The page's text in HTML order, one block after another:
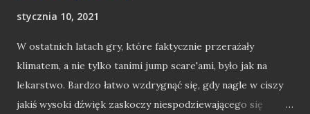
stycznia 10, 2021
W ostatnich latach gry, które faktycznie przerażały
klimatem, a nie tylko tanimi jump scare'ami, było jak na
lekarstwo. Bardzo łatwo wzdrygnąć się, gdy nagle w ciszy
jakiś wysoki dźwięk zaskoczy niespodziewającego się